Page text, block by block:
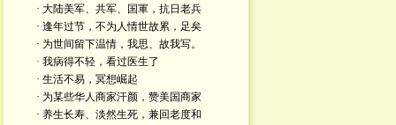
· 大陆美军、共军、国軍，抗日老兵
· 逢年过节，不为人情世故累，足矣
· 为世间留下温情，我思、故我写。
· 我病得不轻，看过医生了
· 生活不易，冥想崛起
· 为某些华人商家汗颜，赞美国商家
· 养生长寿、淡然生死，兼回老度和